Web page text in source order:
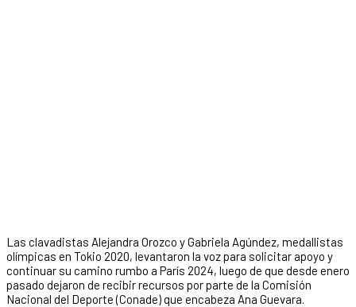
Las clavadistas Alejandra Orozco y Gabriela Agúndez, medallistas
olímpicas en Tokio 2020, levantaron la voz para solicitar apoyo y
continuar su camino rumbo a París 2024, luego de que desde enero
pasado dejaron de recibir recursos por parte de la Comisión
Nacional del Deporte (Conade) que encabeza Ana Guevara.